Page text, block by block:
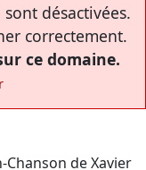
désactivées.
correctement.
ce domaine.